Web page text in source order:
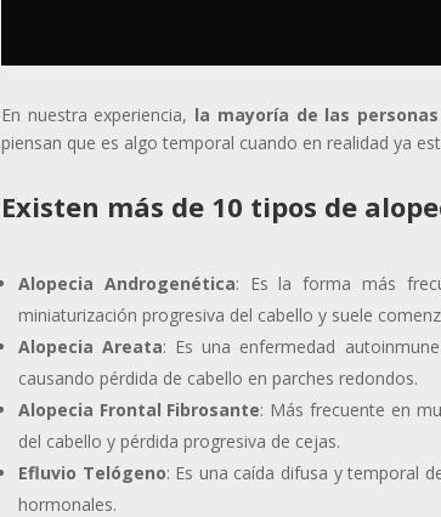
En nuestra experiencia, la mayoría de las
piensan que es algo temporal cuando en realidad ya
Existen más de 10 tipos de
Alopecia Androgenética: Es la forma más
miniaturización progresiva del cabello y suele
Alopecia Areata: Es una enfermedad
causando pérdida de cabello en parches redondos.
Alopecia Frontal Fibrosante: Más frecuente en
del cabello y pérdida progresiva de cejas.
Efluvio Telógeno: Es una caída difusa y temporal
hormonales.